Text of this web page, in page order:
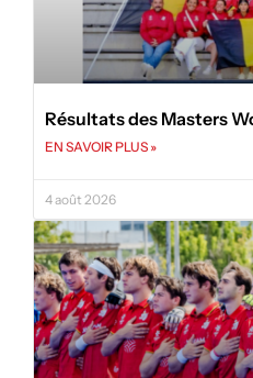
Résultats des Masters
EN SAVOIR PLUS »
4 août 2026